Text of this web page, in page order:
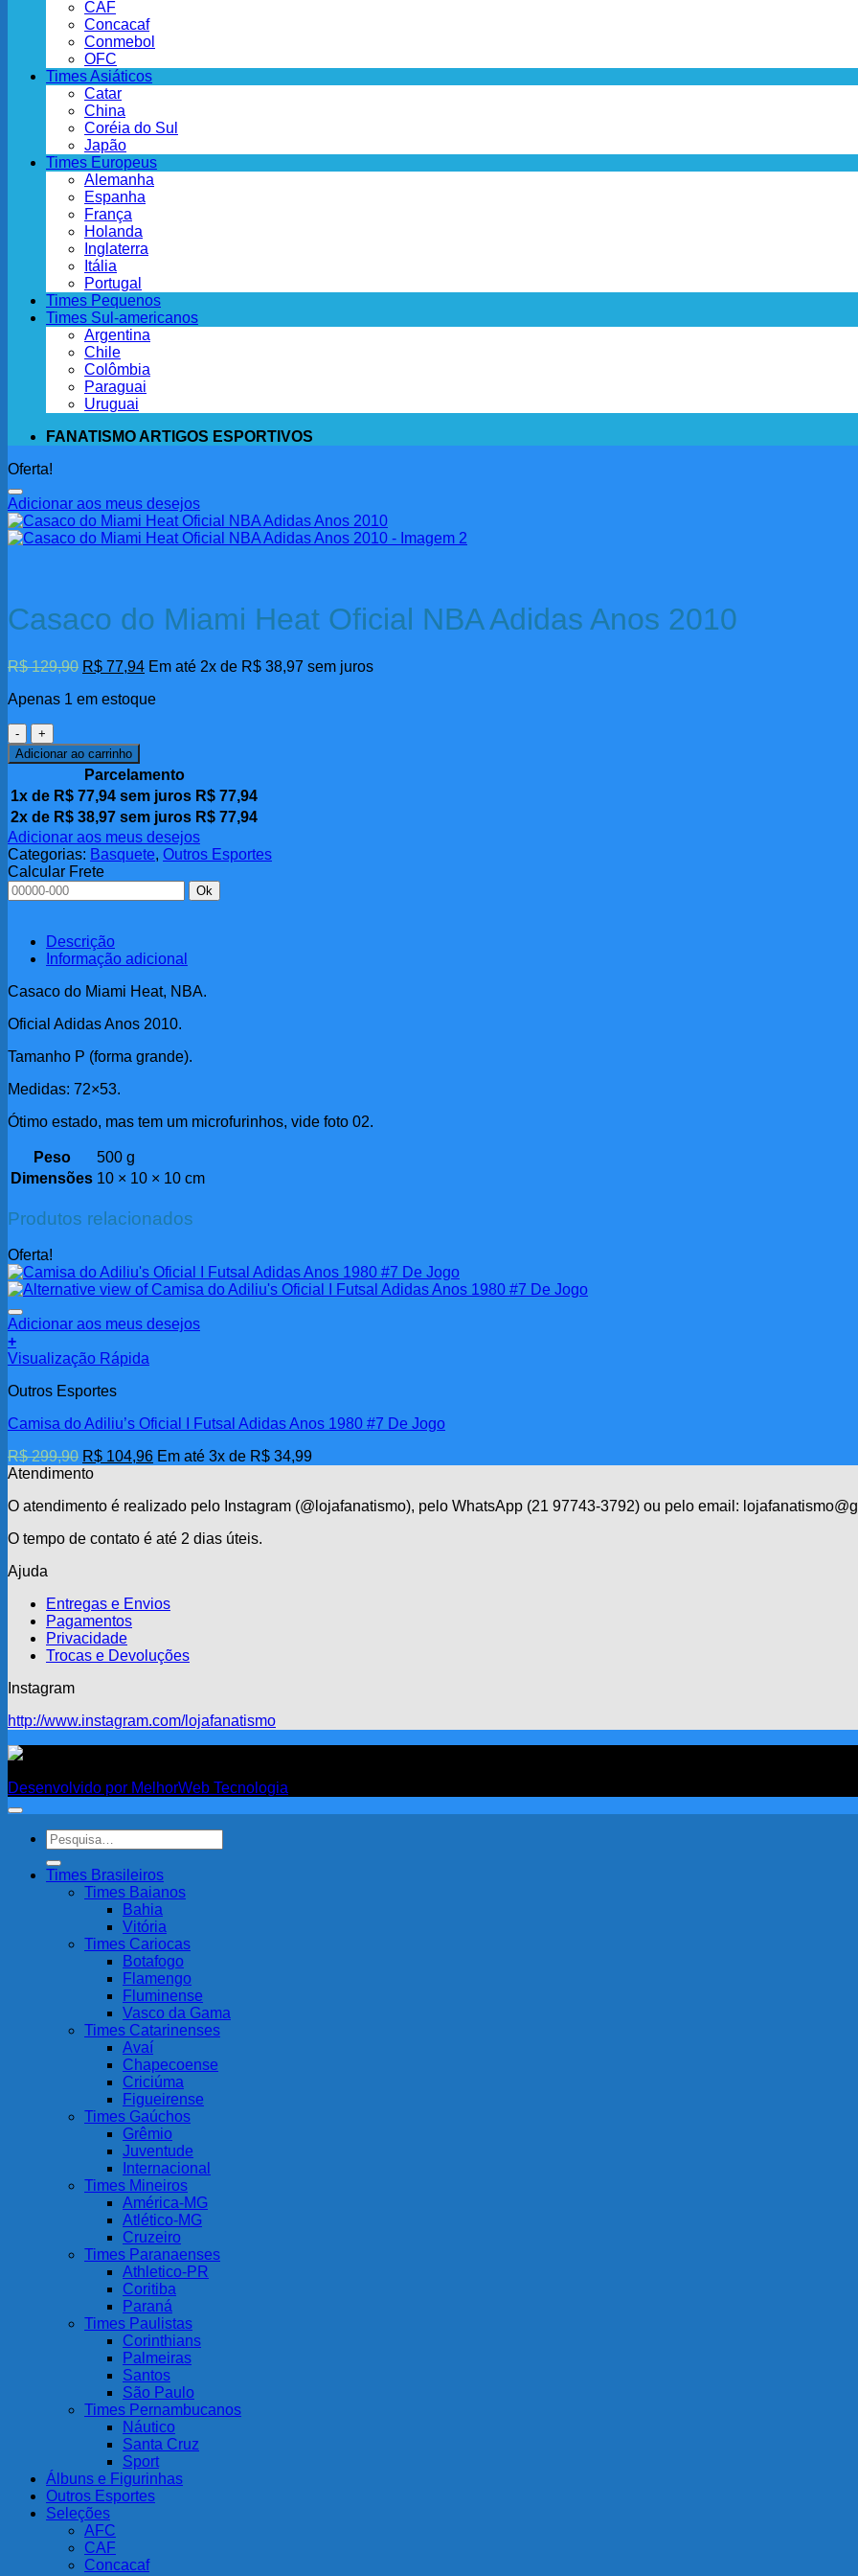
CAF
Concacaf
Conmebol
OFC
Times Asiáticos
Catar
China
Coréia do Sul
Japão
Times Europeus
Alemanha
Espanha
França
Holanda
Inglaterra
Itália
Portugal
Times Pequenos
Times Sul-americanos
Argentina
Chile
Colômbia
Paraguai
Uruguai
FANATISMO ARTIGOS ESPORTIVOS
Oferta!
Adicionar aos meus desejos
Casaco do Miami Heat Oficial NBA Adidas Anos 2010
R$129,90 O
original
R$ 77,94O
atual
Em até 2x de R$ 38,97 sem juros
Apenas 1 em estoque
Casaco
do
Miami
Oficial
NBA
Adidas
Anos
2010
quantidade
Adicionar ao carrinho
Parcelamento
1x de R$ 77,94 sem juros R$ 77,94
2x de R$ 38,97 sem juros R$ 77,94
Adicionar aos meus desejos
Categorias: Basquete, Outros Esportes
Calcular Frete
Ok
Descrição
Informação adicional
Casaco do Miami Heat, NBA.
Oficial Adidas Anos 2010.
Tamanho P (forma grande).
Medidas: 72×53.
Ótimo estado, mas tem um microfurinhos, vide foto 02.
Peso
500 g
Dimensões 10 × 10 × 10 cm
Produtos relacionados
Oferta!
Adicionar aos meus desejos
+
Visualização Rápida
Outros Esportes
Camisa do Adiliu’s Oficial I Futsal Adidas Anos 1980 #7 De Jogo
R$299,90 O
preço
era:
R$ 104,96O
é:
Em até 3x de R$ 34,99
Atendimento
O atendimento é realizado pelo Instagram (@lojafanatismo), pelo WhatsApp (21 97743-3792) ou pelo email:
O tempo de contato é até 2 dias úteis.
Ajuda
Entregas e Envios
Pagamentos
Privacidade
Trocas e Devoluções
Instagram
http://www.instagram.com/lojafanatismo
Desenvolvido por MelhorWeb Tecnologia
Pesquisar
por:
Times Brasileiros
Times Baianos
Bahia
Vitória
Times Cariocas
Botafogo
Flamengo
Fluminense
Vasco da Gama
Times Catarinenses
Avaí
Chapecoense
Criciúma
Figueirense
Times Gaúchos
Grêmio
Juventude
Internacional
Times Mineiros
América-MG
Atlético-MG
Cruzeiro
Times Paranaenses
Athletico-PR
Coritiba
Paraná
Times Paulistas
Corinthians
Palmeiras
Santos
São Paulo
Times Pernambucanos
Náutico
Santa Cruz
Sport
Álbuns e Figurinhas
Outros Esportes
Seleções
AFC
CAF
Concacaf